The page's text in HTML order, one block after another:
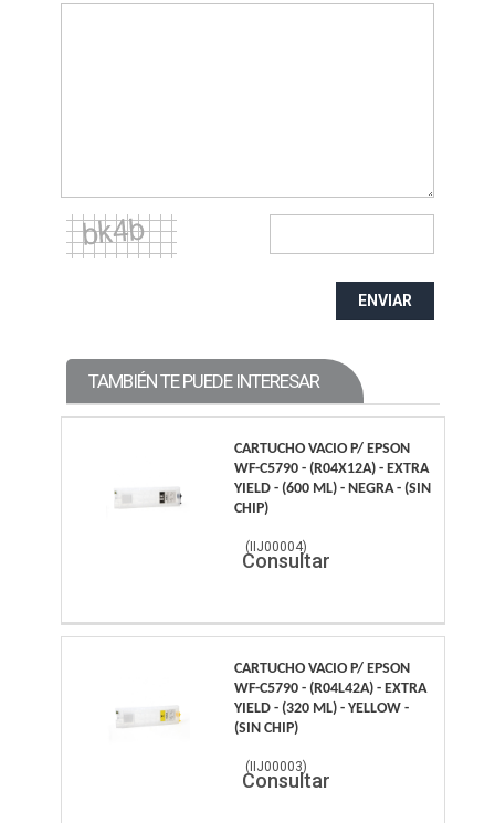
ENVIAR
TAMBIÉN TE PUEDE INTERESAR
CARTUCHO VACIO P/ EPSON
WF-C5790 - (R04X12A) - EXTRA
YIELD - (600 ML) - NEGRA - (SIN
CHIP)
( IIJ00004)
Consultar
CARTUCHO VACIO P/ EPSON
WF-C5790 - (R04L42A) - EXTRA
YIELD - (320 ML) - YELLOW -
(SIN CHIP)
( IIJ00003)
Consultar